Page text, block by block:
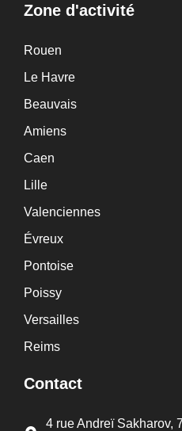
Zone d'activité
Rouen
Le Havre
Beauvais
Amiens
Caen
Lille
Valenciennes
Évreux
Pontoise
Poissy
Versailles
Reims
Contact
4 rue Andreï Sakharov,